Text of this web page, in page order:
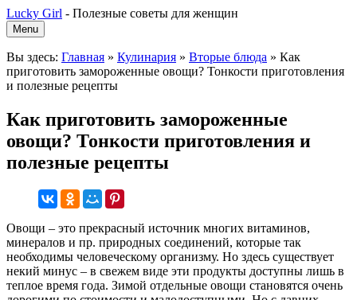
Lucky Girl - Полезные советы для женщин
Menu
Вы здесь: Главная » Кулинария » Вторые блюда » Как
приготовить замороженные овощи? Тонкости приготовления
и полезные рецепты
Как приготовить замороженные
овощи? Тонкости приготовления и
полезные рецепты
Овощи – это прекрасный источник многих витаминов,
минералов и пр. природных соединений, которые так
необходимы человеческому организму. Но здесь существует
некий минус – в свежем виде эти продукты доступны лишь в
теплое время года. Зимой отдельные овощи становятся очень